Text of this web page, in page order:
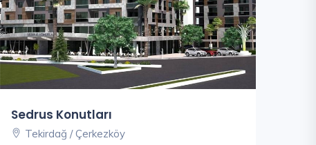
Sedrus Konutları
Tekirdağ / Çerkezköy